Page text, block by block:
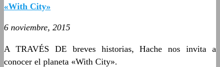
«With City»
6 noviembre, 2015
A TRAVÉS DE breves historias, Hache nos invita a
conocer el planeta «With City».